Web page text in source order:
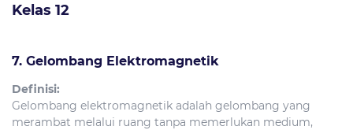
Kelas 12
7. Gelombang Elektromagnetik
Definisi:
Gelombang elektromagnetik adalah gelombang yang
merambat melalui ruang tanpa memerlukan medium,